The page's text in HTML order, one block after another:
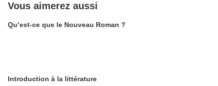
Vous aimerez aussi
Qu’est-ce que le Nouveau Roman ?
Introduction à la littérature